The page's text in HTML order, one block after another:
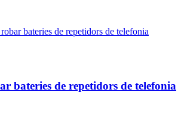
bateries de repetidors de telefonia